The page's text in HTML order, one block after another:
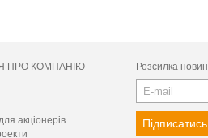
ПРО КОМПАНІЮ
акціонерів
Розсилка новин